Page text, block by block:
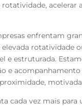
acelerar
enfrentam
rotatividade
e estruturada.
e
cada vez mais